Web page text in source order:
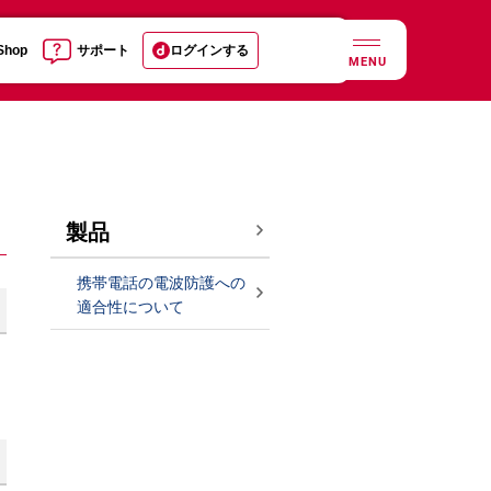
サポート ログインする
MENU
製品
携帯電話の電波防護への
適合性について